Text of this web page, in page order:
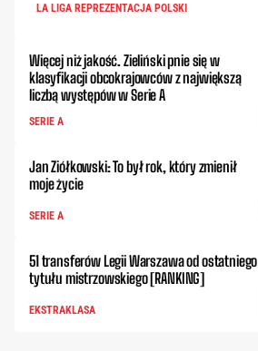
LA LIGA REPREZENTACJA POLSKI
Więcej niż jakość. Zieliński pnie się w
klasyfikacji obcokrajowców z największą
liczbą występów w Serie A
SERIE A
Jan Ziółkowski: To był rok, który zmienił
moje życie
SERIE A
51 transferów Legii Warszawa od ostatniego
tytułu mistrzowskiego [RANKING]
EKSTRAKLASA